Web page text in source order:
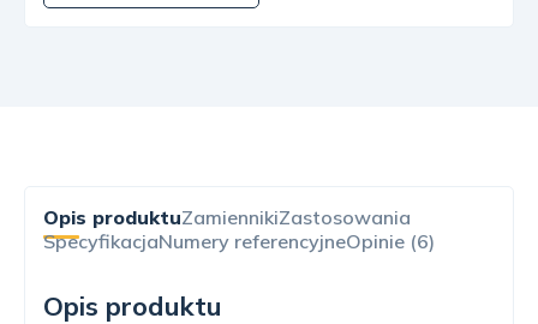
Opis produktuZamiennikiZastosowania
SpecyfikacjaNumery referencyjneOpinie (6)
Opis produktu